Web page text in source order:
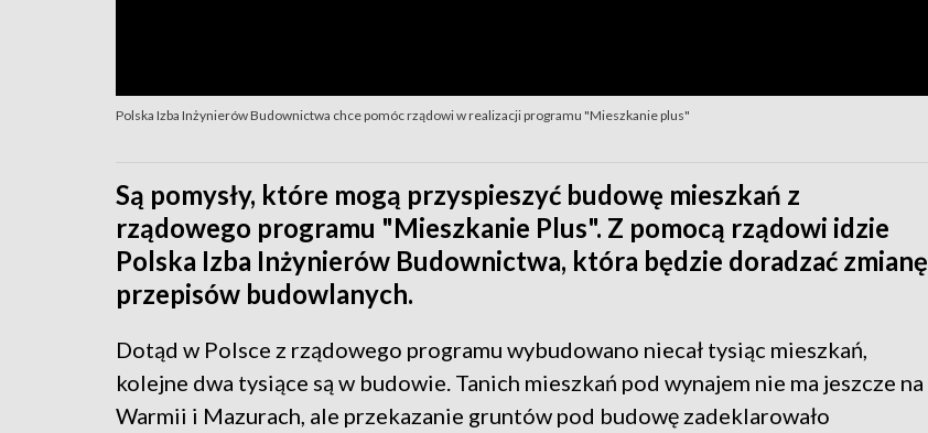
Polska Izba Inżynierów Budownictwa chce pomóc rządowi w realizacji programu "Mieszkanie plus"
Są pomysły, które mogą przyspieszyć budowę mieszkań z
rządowego programu "Mieszkanie Plus". Z pomocą rządowi idzie
Polska Izba Inżynierów Budownictwa, która będzie doradzać zmianę
przepisów budowlanych.
Dotąd w Polsce z rządowego programu wybudowano niecał tysiąc mieszkań,
kolejne dwa tysiące są w budowie. Tanich mieszkań pod wynajem nie ma jeszcze na
Warmii i Mazurach, ale przekazanie gruntów pod budowę zadeklarowało